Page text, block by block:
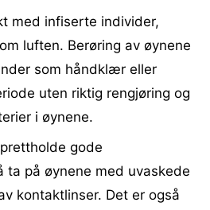
med infiserte individer,
luften. Berøring av øynene
som håndklær eller
uten riktig rengjøring og
i øynene.
gode
ta på øynene med uvaskede
kontaktlinser. Det er også